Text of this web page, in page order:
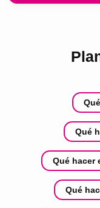
Qué
Qué hacer
Qué